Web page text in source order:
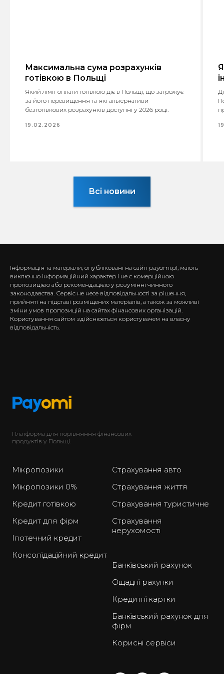
Максимальна сума розрахунків
готівкою в Польщі
Який ліміт оплати готівкою діє в Польщі, що загрожує
за його перевищення та які альтернативи
безготівкових розрахунків доступні у 2026 році.
19.02.2026
Всі новини
Інформація та матеріали, опубліковані на сайті payomi.pl, мають
виключно інформаційний характер і не є комерційною
пропозицією або рекомендацією у розумінні чинного
законодавства. Сервіс не несе відповідальності за рішення,
прийняті на підставі розміщених матеріалів, а також за можливі
зміни умов пропозицій на сайтах фінансових організацій.
Користування сайтом здійснюється користувачем на власну
відповідальність.
Платформа для порівняння фінансових
продуктів у Польщі.
Мікропозики
Мікропозики 0%
Кредит готівкою
Кредит для фірм
Іпотечний кредит
Консолідаційний кредит
Страхування авто
Страхування життя
Страхування туристичне
Страхування
нерухомості
Банківський рахунок
Ощадні рахунки
Кредитні картки
Банківський рахунок для
фірм
Корисні сервіси